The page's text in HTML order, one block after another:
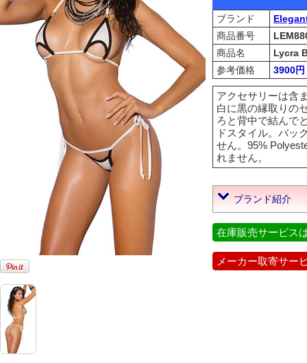
ブランド
商品番号
商品名
Lycra
参考価格
3900円
アクセサリーは含
白に黒の縁取りの
ろと背中で結んで
ドスタイル。バッ
せん。95%
れません。
ブランド紹介
在庫販売サービス
メーカー取寄サー